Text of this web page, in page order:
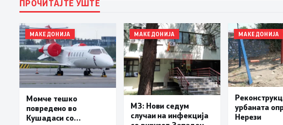
ПРОЧИТАЈТЕ УШТЕ
МАКЕДОНИЈА
Момче тешко
повредено во
Кушадаси со
МАКЕДОНИЈА
МЗ: Нови седум
случаи на инфекција
МАКЕДОНИЈА
урбаната
Нерези